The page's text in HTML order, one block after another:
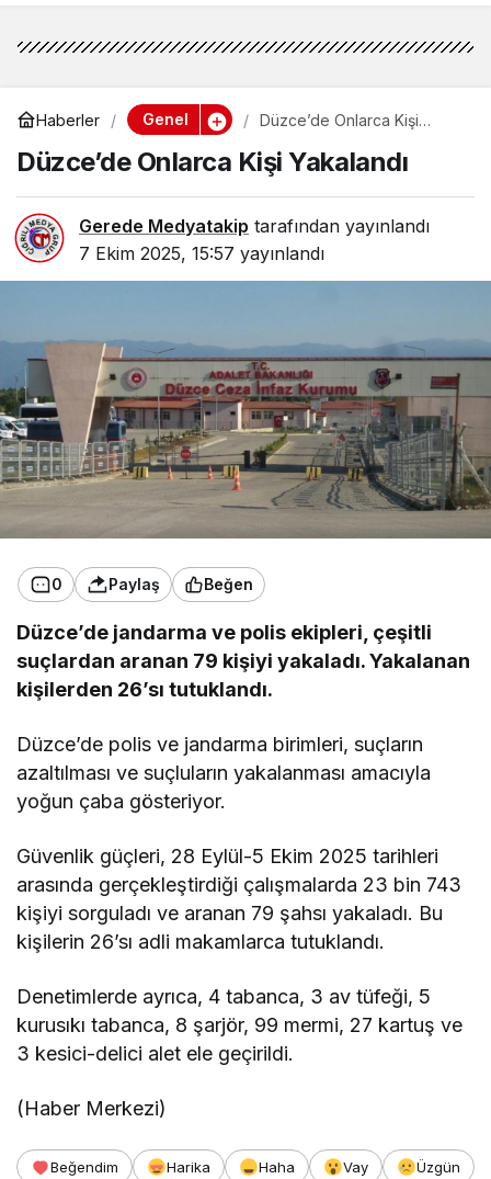
Haberler Genel
Düzce’de Onlarca Kişi
Düzce’de Onlarca Kişi Yakalandı
Gerede Medyatakip tarafından yayınlandı
7 Ekim 2025, 15:57 yayınlandı
0 Paylaş Beğen
Düzce’de jandarma ve polis ekipleri, çeşitli
suçlardan aranan 79 kişiyi yakaladı. Yakalanan
kişilerden 26’sı tutuklandı.
Düzce’de polis ve jandarma birimleri, suçların
azaltılması ve suçluların yakalanması amacıyla
yoğun çaba gösteriyor.
Güvenlik güçleri, 28 Eylül-5 Ekim 2025 tarihleri
arasında gerçekleştirdiği çalışmalarda 23 bin 743
kişiyi sorguladı ve aranan 79 şahsı yakaladı. Bu
kişilerin 26’sı adli makamlarca tutuklandı.
Denetimlerde ayrıca, 4 tabanca, 3 av tüfeği, 5
kurusıkı tabanca, 8 şarjör, 99 mermi, 27 kartuş ve
3 kesici-delici alet ele geçirildi.
(Haber Merkezi)
Beğendim Harika Haha Vay
Üzgün